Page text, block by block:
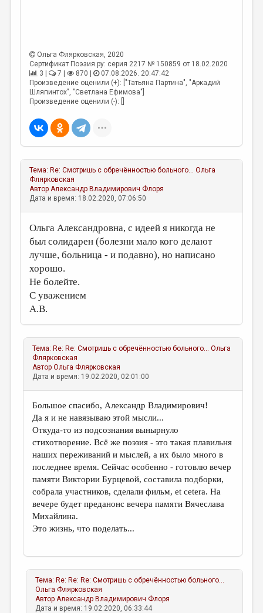
МАЛАЯ ПРОЗА
ЭССЕИСТИКА
ЛИТЕРАТУРОВЕДЕНИЕ
ПУБЛИЦИСТИКА
ЦИКЛЫ ПУБЛИКАЦИЙ
ТРЕДИАКОВСКИЙ
МЕДИА
ВКОНТАКТЕ
Ольга Флярковская, 2020
Сертификат Поэзия.ру: серия 2217 № 150859 от 18.02.2020
3 |
7 | 870 |
07.08.2026. 20:47:42
Произведение оценили (+): ["Татьяна Партина", "Аркадий
Шляпинтох", "Светлана Ефимова"]
Произведение оценили (-): []
Тема: Re: Смотришь с обречённостью больного... Ольга
Флярковская
АвторАлександр Владимирович Флоря
Дата и время: 18.02.2020, 07:06:50
Ольга Александровна, с идеей я никогда не
был солидарен (болезни мало кого делают
лучше, больница - и подавно), но написано
хорошо.
Не болейте.
С уважением
А.В.
Тема: Re: Re: Смотришь с обречённостью больного... Ольга
Флярковская
АвторОльга Флярковская
Дата и время: 19.02.2020, 02:01:00
Большое спасибо, Александр Владимирович!
Да я и не навязываю этой мысли...
Откуда-то из подсознания вынырнуло
стихотворение. Всё же поэзия - это такая плавильня
наших переживаний и мыслей, а их было много в
последнее время. Сейчас особенно - готовлю вечер
памяти Виктории Бурцевой, составила подборки,
собрала участников, сделали фильм, et cetera. На
вечере будет преданонс вечера памяти Вячеслава
Михайлина.
Это жизнь, что поделать...
Тема: Re: Re: Re: Смотришь с обречённостью больного...
Ольга Флярковская
АвторАлександр Владимирович Флоря
Дата и время: 19.02.2020, 06:33:44